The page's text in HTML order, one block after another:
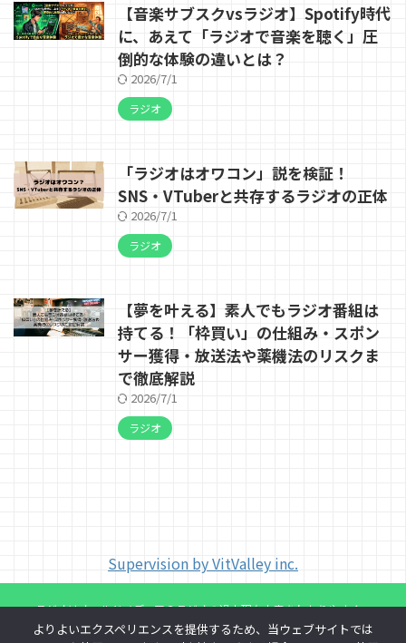
【音楽サブスクvsラジオ】Spotify時代
に、あえて「ラジオで音楽を聴く」圧
倒的な体験の違いとは？
2026/7/1
ラジオ
「ラジオはオワコン」説を検証！
SNS・VTuberと共存するラジオの正体
2026/7/1
ラジオ
【夢を叶える】素人でもラジオ番組は
持てる！「枠買い」の仕組み・スポン
サー獲得・放送法や薬機法のリスクま
で徹底解説
2026/7/1
ラジオ
Supervision by VitValley inc.
ラジオはオールドメディア？ラジオの過去現在未来をわかりやすく。
ラジオの歴史やマニアックな情報や知識を
よりよいエクスペリエンスを提供するため、当ウェブサイトでは